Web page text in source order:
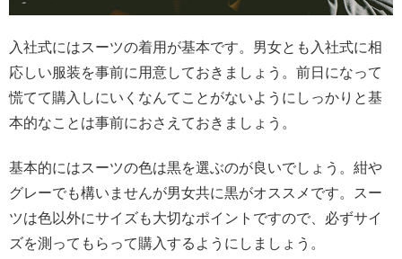
入社式にはスーツの着用が基本です。男女とも入社式に相
応しい服装を事前に用意しておきましょう。前日になって
慌てて購入しにいくなんてことがないようにしっかりと基
本的なことは事前におさえておきましょう。
基本的にはスーツの色は黒を選ぶのが良いでしょう。紺や
グレーでも構いませんが男女共に黒がオススメです。スー
ツは色以外にサイズも大切なポイントですので、必ずサイ
ズを測ってもらって購入するようにしましょう。